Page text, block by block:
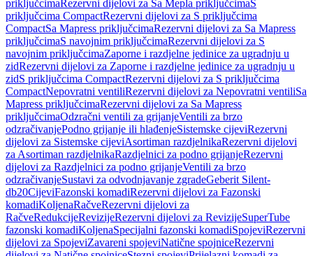
priključcimaRezervni dijelovi za Sa Mepla priključcimaS
priključcima CompactRezervni dijelovi za S priključcima
CompactSa Mapress priključcimaRezervni dijelovi za Sa Mapress
priključcimaS navojnim priključcimaRezervni dijelovi za S
navojnim priključcimaZaporne i razdjelne jedinice za ugradnju u
zidRezervni dijelovi za Zaporne i razdjelne jedinice za ugradnju u
zidS priključcima CompactRezervni dijelovi za S priključcima
CompactNepovratni ventiliRezervni dijelovi za Nepovratni ventiliSa
Mapress priključcimaRezervni dijelovi za Sa Mapress
priključcimaOdzračni ventili za grijanjeVentili za brzo
odzračivanjePodno grijanje ili hlađenjeSistemske cijeviRezervni
dijelovi za Sistemske cijeviAsortiman razdjelnikaRezervni dijelovi
za Asortiman razdjelnikaRazdjelnici za podno grijanjeRezervni
dijelovi za Razdjelnici za podno grijanjeVentili za brzo
odzračivanjeSustavi za odvodnjavanje zgradeGeberit Silent-
db20CijeviFazonski komadiRezervni dijelovi za Fazonski
komadiKoljenaRačveRezervni dijelovi za
RačveRedukcijeRevizijeRezervni dijelovi za RevizijeSuperTube
fazonski komadiKoljenaSpecijalni fazonski komadiSpojeviRezervni
dijelovi za SpojeviZavareni spojeviNatične spojniceRezervni